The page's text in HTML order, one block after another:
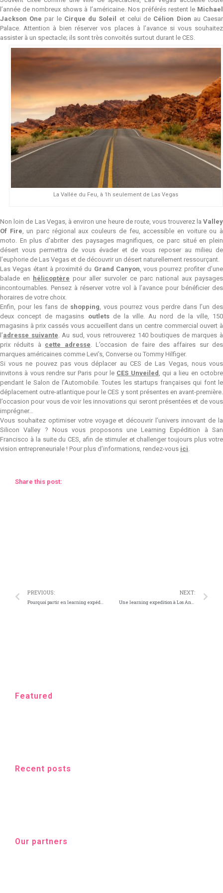
l’année de nombreux shows à l’américaine. Nos préférés restent le Michael
Jackson One par le Cirque du Soleil et celui de Célion Dion au Caesar
Palace. Attention à bien réserver vos places à l’avance si vous souhaitez
assister à un spectacle; ils sont très convoités surtout durant le CES.
La Vallée du Feu, à 1h seulement de Las Vegas
Non loin de Las Vegas, à environ une heure de route, vous trouverez la Valley
Of Fire , un parc régional aux couleurs de feu, accessible en voiture ou à
moto. En plus d’abriter des paysages magnifiques, ce parc situé en plein
désert vous permettra de vous évader et de vous reposer au milieu de
l’euphorie de Las Vegas et de découvrir un désert naturellement ressourçant.
Las Vegas étant à proximité du Grand Canyon , vous pourrez profiter d’une
balade en
hélicoptère pour aller survoler ce parc national aux paysages
incontournables. Pensez à réserver votre vol à l’avance pour bénéficier des
horaires de votre choix.
Enfin, pour les fans de shopping , vous pourrez vous perdre dans l’un des
deux concept de magasins outletsde la ville. Au nord de la ville, 150
magasins à prix cassés vous accueillent dans un centre commercial ouvert à
l’adresse suivante . Au sud, vous retrouverez 140 boutiques de marques à
prix réduits à cette adresse . L’occasion de faire des affaires sur des
marques américaines comme Levi’s, Converse ou Tommy Hilfiger.
Si vous ne pouvez pas vous déplacer au CES de Las Vegas, nous vous
invitons à vous rendre sur Paris pour le CES Unveiled
, qui a lieu en octobre
pendant le Salon de l’Automobile. Toutes les startups françaises qui font le
déplacement outre-atlantique pour le CES y sont présentes en avant-première.
l’occasion pour vous de voir les innovations qui seront présentées et de vous
imprégner…
Vous souhaitez optimiser votre voyage et découvrir l’univers innovant de la
Silicon Valley ? Nous vous proposons une Learning Expédition à San
Francisco à la suite du CES, afin de stimuler et challenger toujours plus votre
vision entrepreneuriale ! Pour plus d’informations, rendez-vous ici
Share this post:
PREVIOUS: NEXT:
Featured
Recent posts
Our partners